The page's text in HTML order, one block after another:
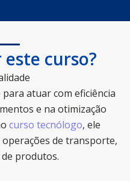
curso?
para atuar com eficiência
e na otimização
curso tecnólogo, ele
de transporte,
produtos.